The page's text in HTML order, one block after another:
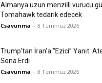
Almanya uzun menzilli vurucu
Tomahawk tedarik edecek
Csavunma - 8 Temmuz 2026
Trump’tan İran’a “Ezici” Yanıt:
Sona Erdi
Csavunma - 8 Temmuz 2026